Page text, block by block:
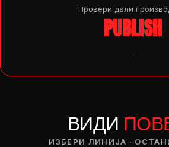
Провери дали
PUBLISH
.
ВИДИ
ИЗБЕРИ ЛИНИЈА ·